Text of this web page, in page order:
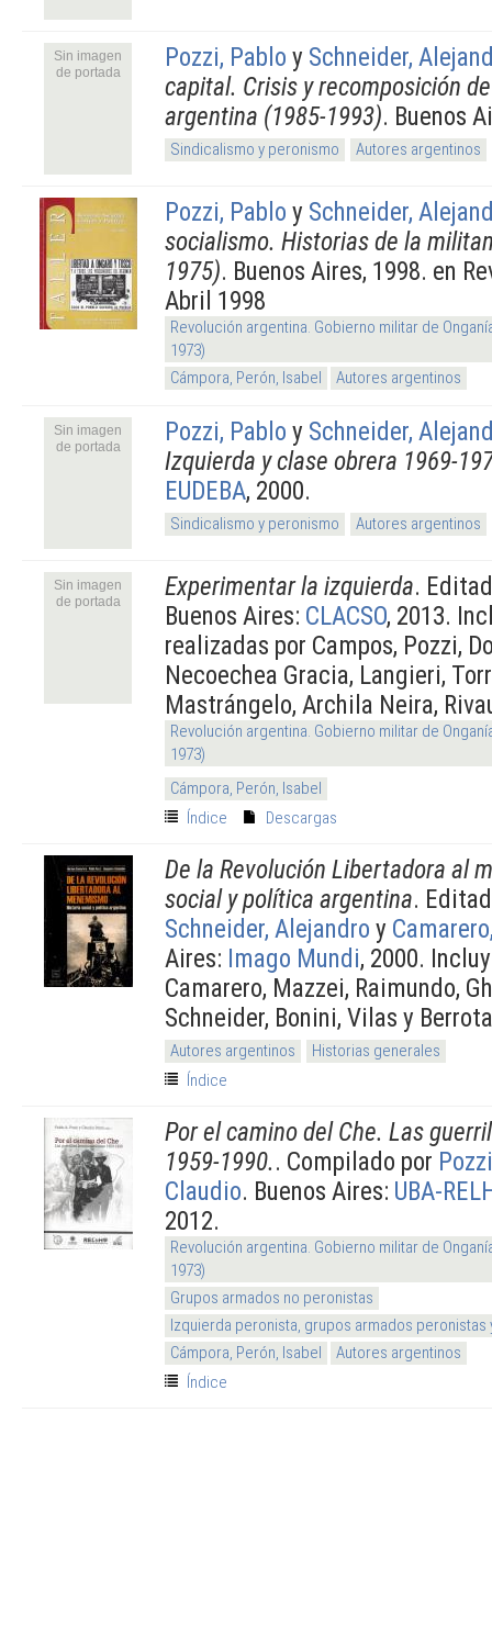
Sin imagen
de portada
Pozzi, Pablo y Schneider,
capital. Crisis y recomposición
argentina (1985-1993). Buenos
Sindicalismo y peronismo Autores argentinos
Pozzi, Pablo y Schneider,
socialismo. Historias de la
1975). Buenos Aires, 1998. en
Abril 1998
Revolución argentina. Gobierno militar de
1973)
Cámpora, Perón, Isabel
Autores argentinos
Sin imagen
de portada
Pozzi, Pablo y Schneider,
Izquierda y clase obrera 1969-
EUDEBA, 2000.
Sindicalismo y peronismo Autores argentinos
Sin imagen
de portada
Experimentar la izquierda.
Buenos Aires: CLACSO, 2013.
realizadas por Campos, Pozzi,
Necoechea Gracia, Langieri,
Mastrángelo, Archila Neira,
Revolución argentina. Gobierno militar de
1973)
Cámpora, Perón, Isabel
Índice
Descargas
De la Revolución Libertadora al
social y política argentina.
Schneider, Alejandro y
Aires: Imago Mundi, 2000.
Camarero, Mazzei, Raimundo,
Schneider, Bonini, Vilas y
Autores argentinos
Historias generales
Índice
Por el camino del Che. Las
1959-1990.. Compilado por
Claudio. Buenos Aires: UBA-
2012.
Revolución argentina. Gobierno militar de
1973)
Grupos armados no peronistas
Izquierda peronista, grupos armados
Cámpora, Perón, Isabel
Autores argentinos
Índice